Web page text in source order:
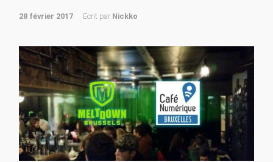
28 février 2017 Ecrit par Nickko